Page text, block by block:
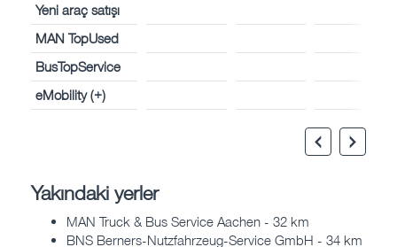
Yeni araç satışı
MAN TopUsed
BusTopService
eMobility (+)
Yakındaki yerler
MAN Truck & Bus Service Aachen - 32 km
BNS Berners-Nutzfahrzeug-Service GmbH - 34 km